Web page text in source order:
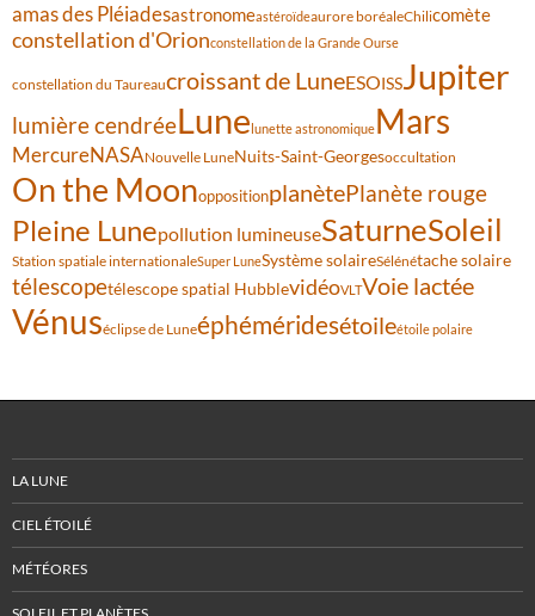
amas des Pléiadesastronomeastéroïdeaurore boréaleChilicomète
constellation d'Orionconstellation de la Grande Ourse
constellation du Taureaucroissant de LuneESOISSJupiter
lumière cendréeLune lunette astronomiqueMars
MercureNASANouvelle LuneNuits-Saint-Georgesoccultation
On the MoonoppositionplanètePlanète rouge
Pleine Lunepollution lumineuseSaturneSoleil
Station spatiale internationaleSuper LuneSystème solaireSélénétache solaire
télescopetélescope spatial HubblevidéoVLTVoie lactée
Vénuséclipse de Luneéphéméridesétoileétoile polaire
LA LUNE
CIEL ÉTOILÉ
MÉTÉORES